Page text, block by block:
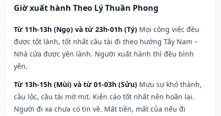
Giờ xuất hành Theo Lý Thuần Phong
Từ 11h-13h (Ngọ) và từ 23h-01h (Tý) Mọi công việc đều
được tốt lành, tốt nhất cầu tài đi theo hướng Tây Nam –
Nhà cửa được yên lành. Người xuất hành thì đều bình
yên.
Từ 13h-15h (Mùi) và từ 01-03h (Sửu) Mưu sự khó thành,
cầu lộc, cầu tài mờ mịt. Kiện cáo tốt nhất nên hoãn lại.
Người đi xa chưa có tin về. Mất tiền, mất của nếu đi